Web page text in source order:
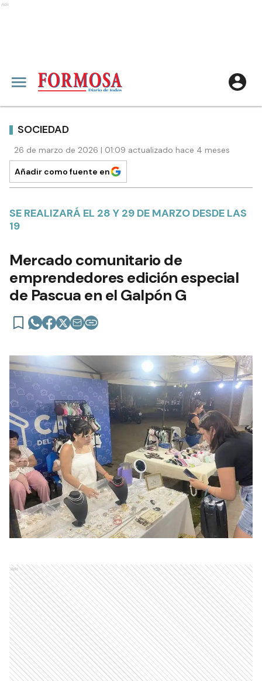
Ads
SOCIEDAD
26 de marzo de 2026 | 01:09 actualizado hace 4 meses
Añadir como fuente en
SE REALIZARÁ EL 28 Y 29 DE MARZO DESDE LAS
19
Mercado comunitario de
emprendedores edición especial
de Pascua en el Galpón G
Ads